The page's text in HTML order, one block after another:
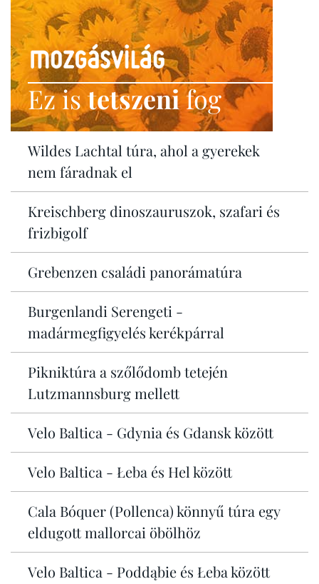
Ez istetszenifog
Wildes Lachtal túra, ahol a gyerekek
nem fáradnak el
Kreischberg dinoszauruszok, szafari és
frizbigolf
Grebenzen családi panorámatúra
Burgenlandi Serengeti -
madármegfigyelés kerékpárral
Pikniktúra a szőlődomb tetején
Lutzmannsburg mellett
Velo Baltica - Gdynia és Gdansk között
Velo Baltica - Łeba és Hel között
Cala Bóquer (Pollenca) könnyű túra egy
eldugott mallorcai öbölhöz
Velo Baltica - Poddąbie és Łeba között